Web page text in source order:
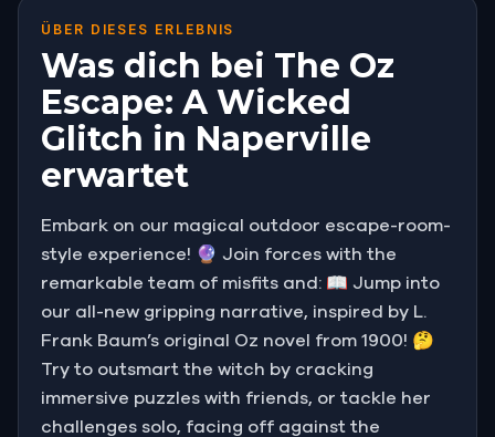
ÜBER DIESES ERLEBNIS
Was dich bei The Oz
Escape: A Wicked
Glitch in Naperville
erwartet
Embark on our magical outdoor escape-room-
style experience! 🔮 Join forces with the
remarkable team of misfits and: 📖 Jump into
our all-new gripping narrative, inspired by L.
Frank Baum’s original Oz novel from 1900! 🤔
Try to outsmart the witch by cracking
immersive puzzles with friends, or tackle her
challenges solo, facing off against the